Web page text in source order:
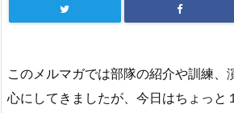
このメルマガでは部隊の紹介や訓練、
心にしてきましたが、今日はちょっと